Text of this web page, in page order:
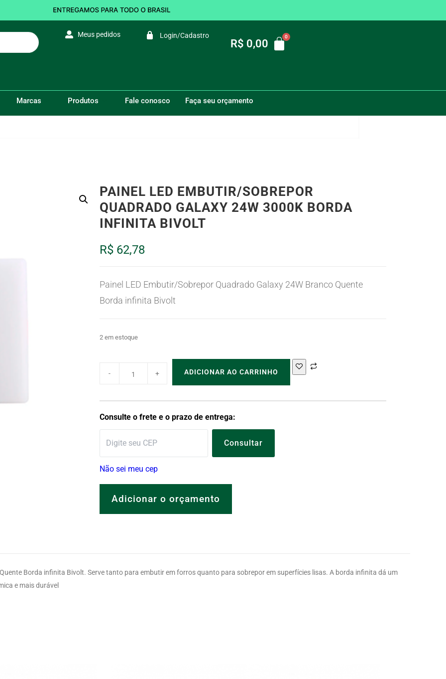
Meus pedidos Login/Cadastro
R$ 0,00
Marcas Produtos Fale conosco Faça seu orçamento
VOCÊ ESTÁ AQUI: / Painel LED Embutir/Sobrepor Quadrado Galaxy 24W 3000k Borda infinita Bivolt
PAINEL LED EMBUTIR/SOBREPOR
QUADRADO GALAXY 24W 3000K BORDA
INFINITA BIVOLT
R$ 62,78
Painel LED Embutir/Sobrepor Quadrado Galaxy 24W Branco Quente
Borda infinita Bivolt
2 em estoque
ADICIONAR AO CARRINHO
Consulte o frete e o prazo de entrega:
Consultar
Não sei meu cep
Adicionar o orçamento
Borda infinita Bivolt. Serve tanto para embutir em forros quanto para sobrepor em superfícies lisas. A borda infinita dá um
e mais durável